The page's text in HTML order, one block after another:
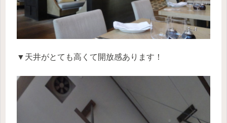
▼天井がとても高くて開放感あります！